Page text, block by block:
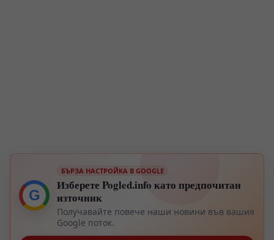
G
БЪРЗА НАСТРОЙКА В GOOGLE
Изберете Pogled.info като предпочитан
източник
Получавайте повече наши новини във вашия
Google поток.